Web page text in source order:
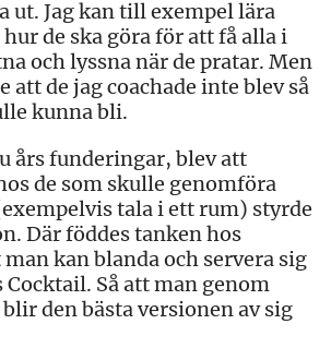
ut. Jag kan till exempel lära
de ska göra för att få alla i
och lyssna när de pratar. Men
att de jag coachade inte blev så
kunna bli.
års funderingar, blev att
de som skulle genomföra
tala i ett rum) styrde
Där föddes tanken hos
kan blanda och servera sig
Cocktail. Så att man genom
den bästa versionen av sig